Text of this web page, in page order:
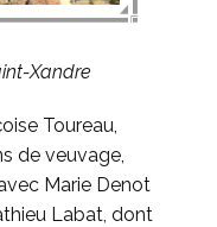
Toureau,
de veuvage,
Marie Denot
Labat, dont